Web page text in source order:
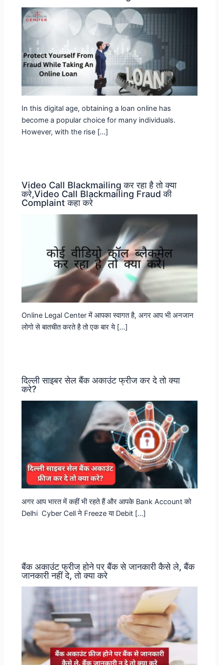
In this digital age, obtaining a loan online has
become a popular choice for many individuals.
However, with the rise […]
Video Call Blackmailing कर रहा है तो क्या
करे,Video Call Blackmailing Fraud की
Complaint कहा करे
Online Legal Center में आपका स्वागत है, अगर आप भी अनजान
लोगो से बातचीत करते है तो एक बार ये […]
दिल्ली साइबर सेल बैंक अकाउंट फ्रीज कर दे तो क्या
करे?
अगर आप भारत में कहीं भी रहते हैं और आपके Bank Account को
Delhi Cyber Cell ने Freeze या Debit […]
बैंक अकाउंट फ्रीज होने पर बैंक से जानकारी कैसे ले, बैंक
जानकारी नहीं दे, तो क्या करे